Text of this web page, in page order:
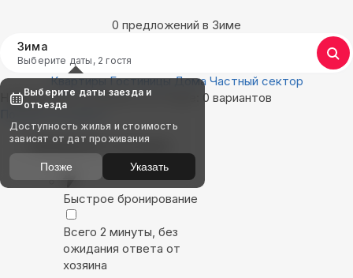
0 предложений в Зиме
Зима
Выберите даты, 2 гостя
Квартиры Гостиницы Дома Частный сектор
Найдём, где остановиться в Зиме: 0 вариантов
Показать на карте
Выбирайте лучшее
Быстрое бронирование
Всего 2 минуты, без
ожидания ответа от
хозяина
Выберите даты заезда и
отъезда
Доступность жилья и стоимость
зависят от дат проживания
Позже Указать